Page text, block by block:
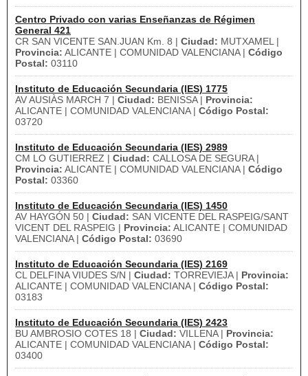
Centro Privado con varias Enseñanzas de Régimen
General 421
CR SAN VICENTE SAN.JUAN Km. 8 | Ciudad: MUTXAMEL |
Provincia: ALICANTE | COMUNIDAD VALENCIANA | Código
Postal: 03110
Instituto de Educación Secundaria (IES) 1775
AV AUSIÀS MARCH 7 | Ciudad: BENISSA | Provincia:
ALICANTE | COMUNIDAD VALENCIANA | Código Postal:
03720
Instituto de Educación Secundaria (IES) 2989
CM LO GUTIERREZ | Ciudad: CALLOSA DE SEGURA |
Provincia: ALICANTE | COMUNIDAD VALENCIANA | Código
Postal: 03360
Instituto de Educación Secundaria (IES) 1450
AV HAYGÓN 50 | Ciudad: SAN VICENTE DEL RASPEIG/SANT
VICENT DEL RASPEIG | Provincia: ALICANTE | COMUNIDAD
VALENCIANA | Código Postal: 03690
Instituto de Educación Secundaria (IES) 2169
CL DELFINA VIUDES S/N | Ciudad: TORREVIEJA | Provincia:
ALICANTE | COMUNIDAD VALENCIANA | Código Postal:
03183
Instituto de Educación Secundaria (IES) 2423
BU AMBROSIO COTES 18 | Ciudad: VILLENA | Provincia:
ALICANTE | COMUNIDAD VALENCIANA | Código Postal:
03400